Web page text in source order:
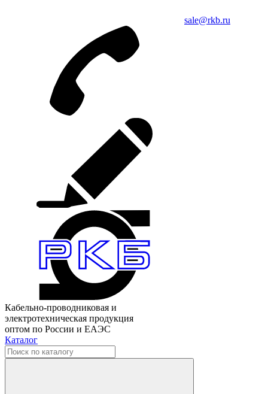
sale@rkb.ru
Кабельно-проводниковая и
электротехническая продукция
оптом по России и ЕАЭС
Каталог